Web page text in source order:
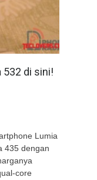
di sini!
Lumia
435 dengan
core